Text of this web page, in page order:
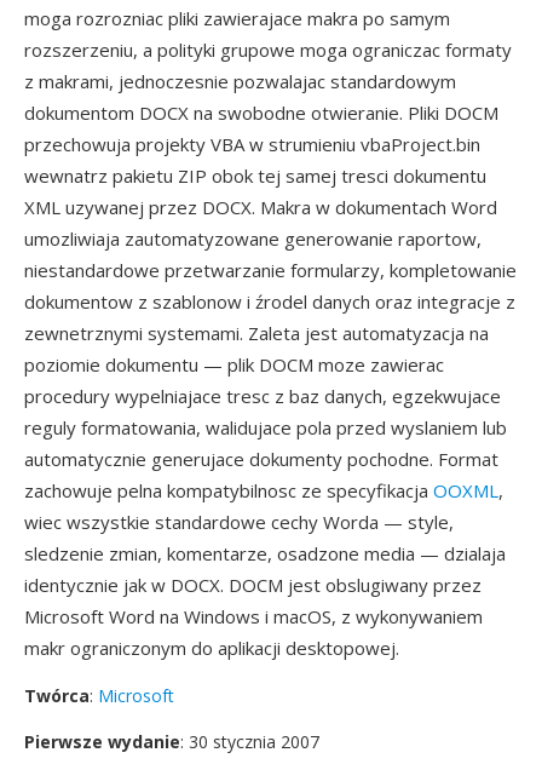
moga rozrozniac pliki zawierajace makra po samym
rozszerzeniu, a polityki grupowe moga ograniczac formaty
z makrami, jednoczesnie pozwalajac standardowym
dokumentom DOCX na swobodne otwieranie. Pliki DOCM
przechowuja projekty VBA w strumieniu vbaProject.bin
wewnatrz pakietu ZIP obok tej samej tresci dokumentu
XML uzywanej przez DOCX. Makra w dokumentach Word
umozliwiaja zautomatyzowane generowanie raportow,
niestandardowe przetwarzanie formularzy, kompletowanie
dokumentow z szablonow i źrodel danych oraz integracje z
zewnetrznymi systemami. Zaleta jest automatyzacja na
poziomie dokumentu — plik DOCM moze zawierac
procedury wypelniajace tresc z baz danych, egzekwujace
reguly formatowania, walidujace pola przed wyslaniem lub
automatycznie generujace dokumenty pochodne. Format
zachowuje pelna kompatybilnosc ze specyfikacja OOXML,
wiec wszystkie standardowe cechy Worda — style,
sledzenie zmian, komentarze, osadzone media — dzialaja
identycznie jak w DOCX. DOCM jest obslugiwany przez
Microsoft Word na Windows i macOS, z wykonywaniem
makr ograniczonym do aplikacji desktopowej.
Twórca: Microsoft
Pierwsze wydanie: 30 stycznia 2007